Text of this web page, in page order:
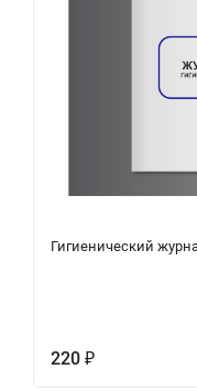
Гигиенический
220 ₽